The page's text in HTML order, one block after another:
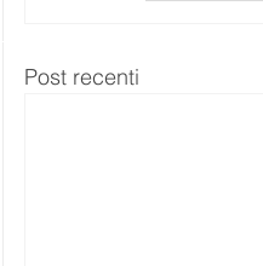
Post recenti